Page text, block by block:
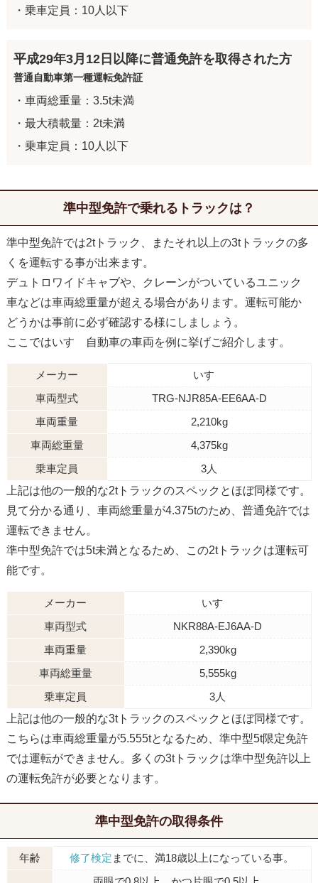
・乗車定員：10人以下
平成29年3月12日以降に普通免許を取得された方
普通自動車第一種運転免許証
・車両総重量：3.5t未満
・最大積載量：2t未満
・乗車定員：10人以下
準中型免許で乗れるトラックは？
準中型免許では2tトラック、またそれ以上の3tトラックの多
くを運転する事が出来ます。
デュトロワイドキャブや、クレーンがついているユニック
車などは車両総重量が超える場合があります。運転可能か
どうかは事前に必ず確認する様にしましょう。
ここではいすゞ自動車の車両を例に挙げご紹介します。
メーカー
いすゞ
車両型式
TRG-NJR85A-EE6AA-D
車両重量
2,210kg
車両総重量
4,375kg
乗車定員
3人
上記は他の一般的な2tトラックのスペックとほぼ同様です。
見て分かる通り、車両総重量が4.375tのため、普通免許では
運転できません。
準中型免許では5t未満となるため、この2tトラックは運転可
能です。
メーカー
いすゞ
車両型式
NKR88A-EJ6AA-D
車両重量
2,390kg
車両総重量
5,555kg
乗車定員
3人
上記は他の一般的な3tトラックのスペックとほぼ同様です。
こちらは車両総重量が5.555tとなるため、準中型5t限定免許
では運転ができません。多くの3tトラックは準中型免許以上
の運転免許が必要となります。
準中型免許の取得条件
年齢 修了検定 までに、満18歳以上になっている事。